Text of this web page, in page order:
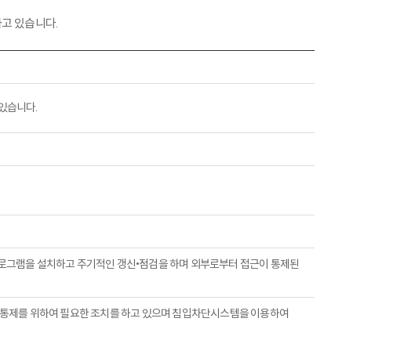
있습니다.
습니다.
램을 설치하고 주기적인 갱신•점검을 하며 외부로부터 접근이 통제된
를 위하여 필요한 조치를 하고 있으며 침입차단시스템을 이용하여